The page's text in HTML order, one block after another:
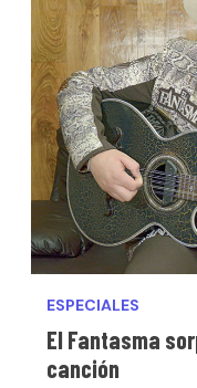
ESPECIALES
El Fantasma
canción